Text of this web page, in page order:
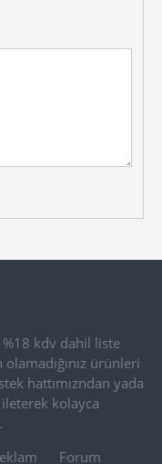
kdv dahil liste
olamadığınız ürünleri
hattımızndan yada
ileterek kolayca
Forum